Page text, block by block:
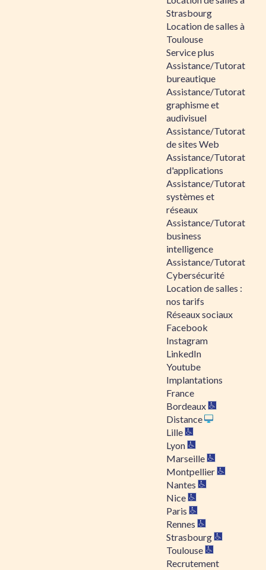
Strasbourg
Location de salles à
Toulouse
Service plus
Assistance/Tutorat
bureautique
Assistance/Tutorat
graphisme et
audivisuel
Assistance/Tutorat
de sites Web
Assistance/Tutorat
d'applications
Assistance/Tutorat
systèmes et
réseaux
Assistance/Tutorat
business
intelligence
Assistance/Tutorat
Cybersécurité
Location de salles :
nos tarifs
Réseaux sociaux
Facebook
Instagram
LinkedIn
Youtube
Implantations
France
Bordeaux
Distance
Lille
Lyon
Marseille
Montpellier
Nantes
Nice
Paris
Rennes
Strasbourg
Toulouse
Recrutement